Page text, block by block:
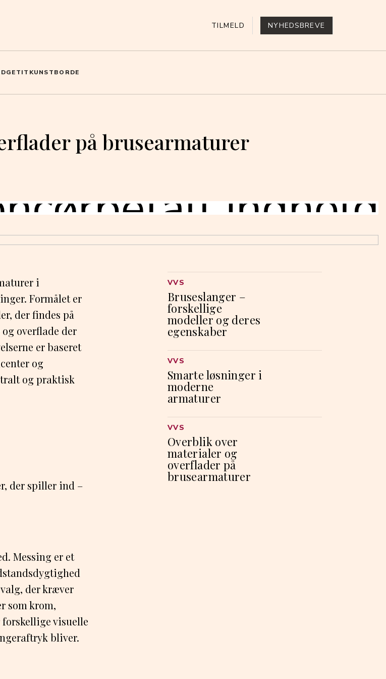
TILMELD NYHEDSBREVE
IT KUNSTBORDE
på brusearmaturer
i
Formålet er
der findes på
overflade der
er baseret
og
og praktisk
der spiller ind –
Messing er et
der kræver
som krom,
visuelle
bliver.
Bruseslanger –
forskellige
modeller og deres
egenskaber
VVS
Smarte løsninger i
moderne
armaturer
VVS
Overblik over
materialer og
overflader på
brusearmaturer
VVS